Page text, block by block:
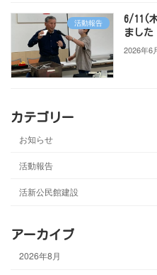
活動報告
6/11(
ました
2026年6
カテゴリー
お知らせ
活動報告
活新公民館建設
アーカイブ
2026年8月